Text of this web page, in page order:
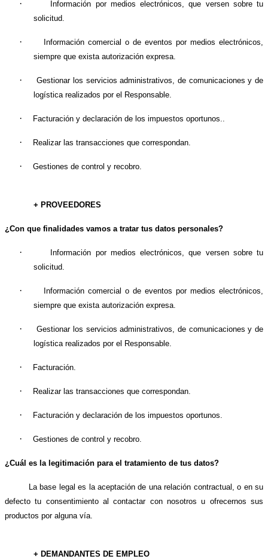
·
Información por medios electrónicos, que versen sobre tu
solicitud.
·
Información comercial o de eventos por medios electrónicos,
siempre que exista autorización expresa.
·
Gestionar los servicios administrativos, de comunicaciones y de
logística realizados por el Responsable.
· Facturación y declaración de los impuestos oportunos..
· Realizar las transacciones que correspondan.
· Gestiones de control y recobro.
+ PROVEEDORES
¿Con que finalidades vamos a tratar tus datos personales?
·
Información por medios electrónicos, que versen sobre tu
solicitud.
·
Información comercial o de eventos por medios electrónicos,
siempre que exista autorización expresa.
·
Gestionar los servicios administrativos, de comunicaciones y de
logística realizados por el Responsable.
· Facturación.
· Realizar las transacciones que correspondan.
· Facturación y declaración de los impuestos oportunos.
· Gestiones de control y recobro.
¿Cuál es la legitimación para el tratamiento de tus datos?
La base legal es la aceptación de una relación contractual, o en su
defecto tu consentimiento al contactar con nosotros u ofrecernos sus
productos por alguna vía.
+ DEMANDANTES DE EMPLEO